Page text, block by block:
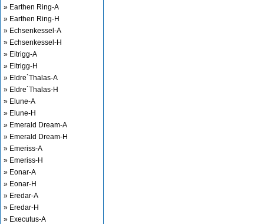
» Earthen Ring-A
» Earthen Ring-H
» Echsenkessel-A
» Echsenkessel-H
» Eitrigg-A
» Eitrigg-H
» Eldre`Thalas-A
» Eldre`Thalas-H
» Elune-A
» Elune-H
» Emerald Dream-A
» Emerald Dream-H
» Emeriss-A
» Emeriss-H
» Eonar-A
» Eonar-H
» Eredar-A
» Eredar-H
» Executus-A